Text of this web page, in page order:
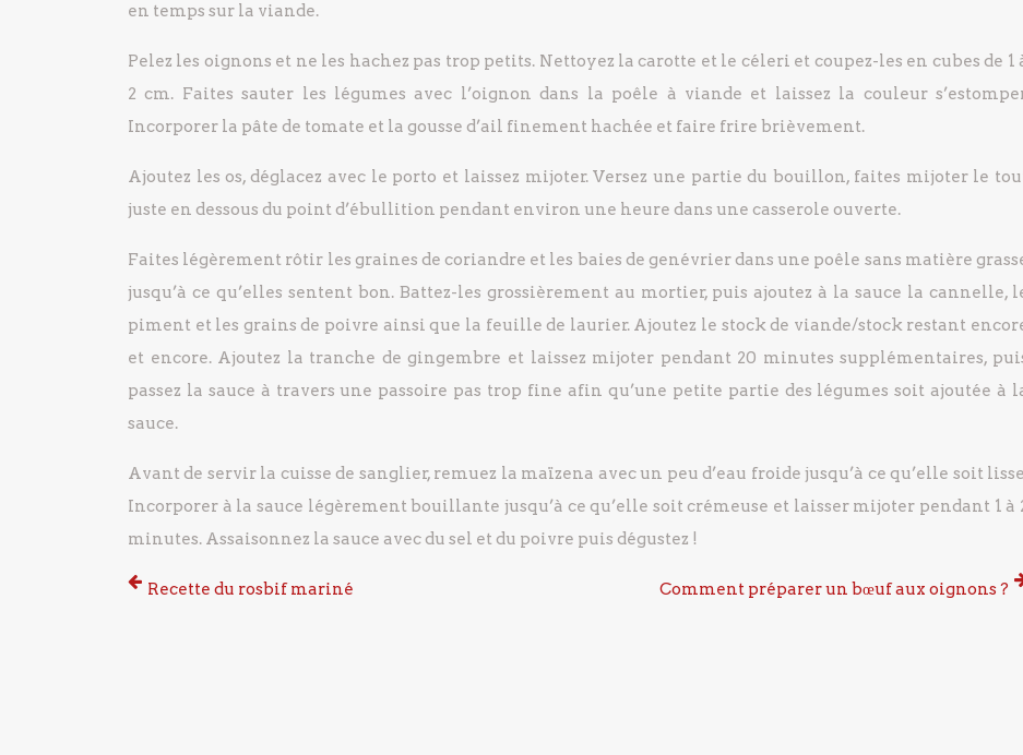
en temps sur la viande.
Pelez les oignons et ne les hachez pas trop petits. Nettoyez la carotte et le céleri et coupez-les en cubes de 1
2 cm. Faites sauter les légumes avec l’oignon dans la poêle à viande et laissez la couleur
Incorporer la pâte de tomate et la gousse d’ail finement hachée et faire frire brièvement.
Ajoutez les os, déglacez avec le porto et laissez mijoter. Versez une partie du bouillon, faites mijoter le
juste en dessous du point d’ébullition pendant environ une heure dans une casserole ouverte.
Faites légèrement rôtir les graines de coriandre et les baies de genévrier dans une poêle sans matière
jusqu’à ce qu’elles sentent bon. Battez-les grossièrement au mortier, puis ajoutez à la sauce la cannelle,
piment et les grains de poivre ainsi que la feuille de laurier. Ajoutez le stock de viande/stock restant
et encore. Ajoutez la tranche de gingembre et laissez mijoter pendant 20 minutes supplémentaires,
passez la sauce à travers une passoire pas trop fine afin qu’une petite partie des légumes soit ajoutée à
sauce.
Avant de servir la cuisse de sanglier, remuez la maïzena avec un peu d’eau froide jusqu’à ce qu’elle soit
Incorporer à la sauce légèrement bouillante jusqu’à ce qu’elle soit crémeuse et laisser mijoter pendant 1 à
minutes. Assaisonnez la sauce avec du sel et du poivre puis dégustez !
Recette du rosbif mariné Comment préparer un bœuf aux oignons ?